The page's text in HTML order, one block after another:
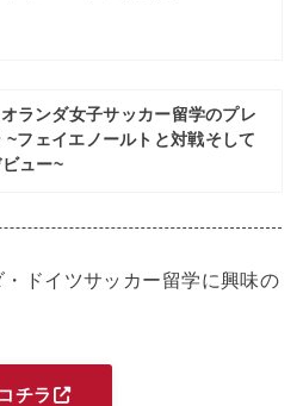
オランダ女子サッカー留学のプレ
~フェイエノールトと対戦そして
ュー~
ドイツサッカー留学に興味の
コチラ